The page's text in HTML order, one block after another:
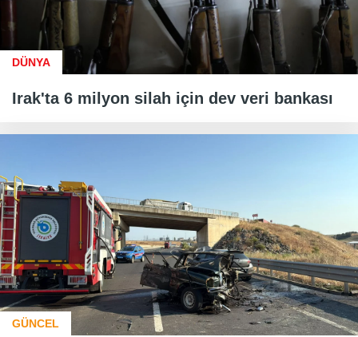
DÜNYA
Irak'ta 6 milyon silah için dev veri bankası
GÜNCEL